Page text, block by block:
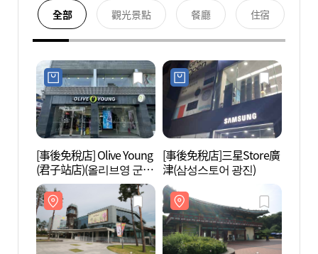
全部 觀光景點 餐廳 住宿
[事後免稅店] Olive Young
(君子站店)(올리브영 군자
역점)
[事後免稅店]三星Store廣
津(삼성스토어 광진)